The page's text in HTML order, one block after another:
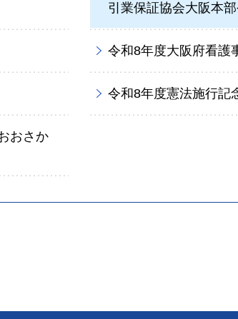
引業保証協会大阪本
令和8年度大阪府看護
令和8年度憲法施行記
おさか